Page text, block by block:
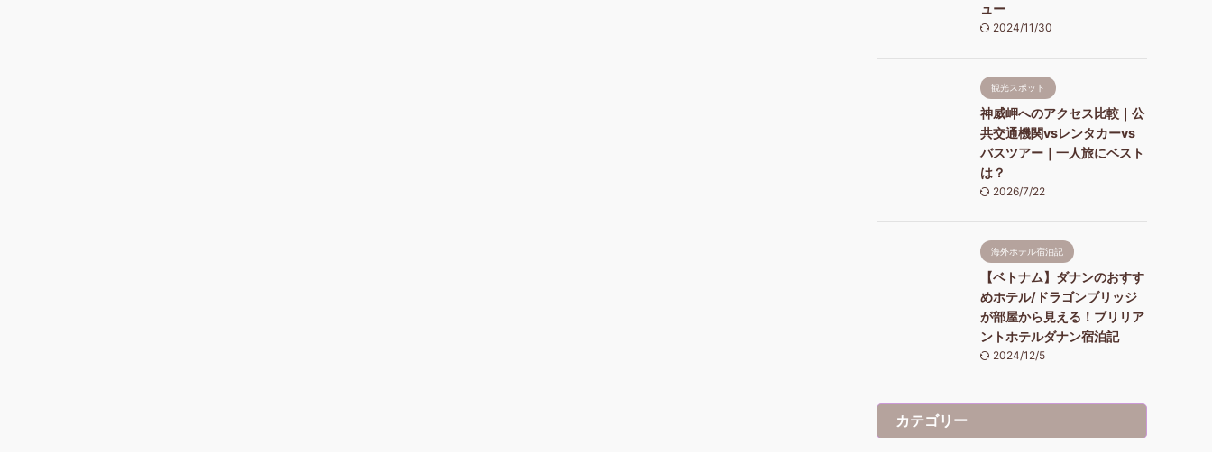
ュー
2024/11/30
観光スポット
神威岬へのアクセス比較｜公
共交通機関vsレンタカーvs
バスツアー｜一人旅にベスト
は？
2026/7/22
海外ホテル宿泊記
【ベトナム】ダナンのおすす
めホテル/ドラゴンブリッジ
が部屋から見える！ブリリア
ントホテルダナン宿泊記
2024/12/5
カテゴリー